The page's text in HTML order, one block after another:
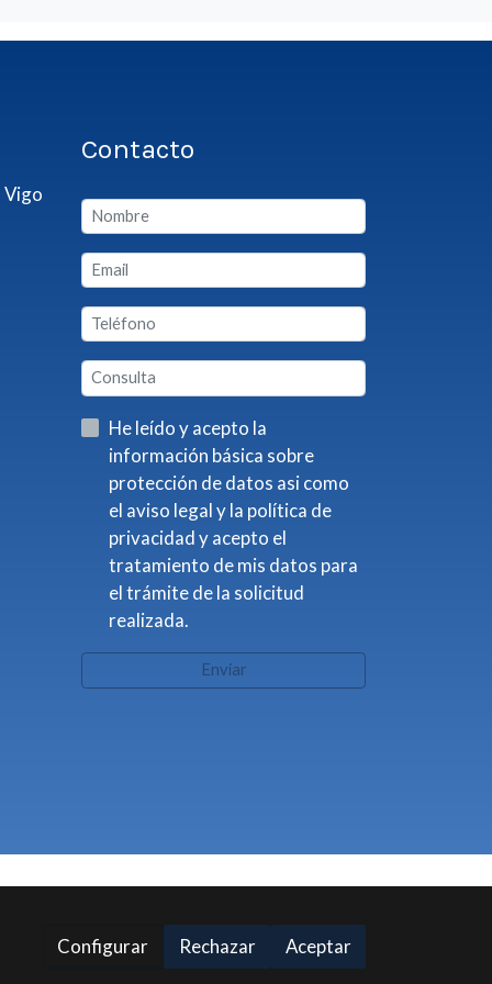
Vigo
Contacto
He leído y acepto la
información básica sobre
protección de datos asi como
el aviso legal y la política de
privacidad y acepto el
tratamiento de mis datos para
el trámite de la solicitud
realizada.
Enviar
Configurar Rechazar Aceptar